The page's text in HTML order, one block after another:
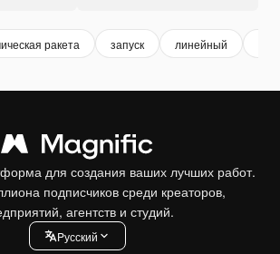
ракета запуск линейный
для создания ваших лучших работ.
подписчиков среди креаторов,
агентств и студий.
Pусский